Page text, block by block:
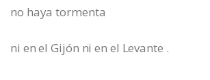
no haya tormenta
ni en el Gijón ni en el Levante .